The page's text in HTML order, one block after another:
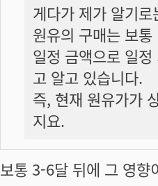
게다가 제가 알기로
원유의 구매는 보통
일정 금액으로 일
고 알고 있습니다.
즉, 현재 원유가가
지요.
보통 3-6달 뒤에 그 영향